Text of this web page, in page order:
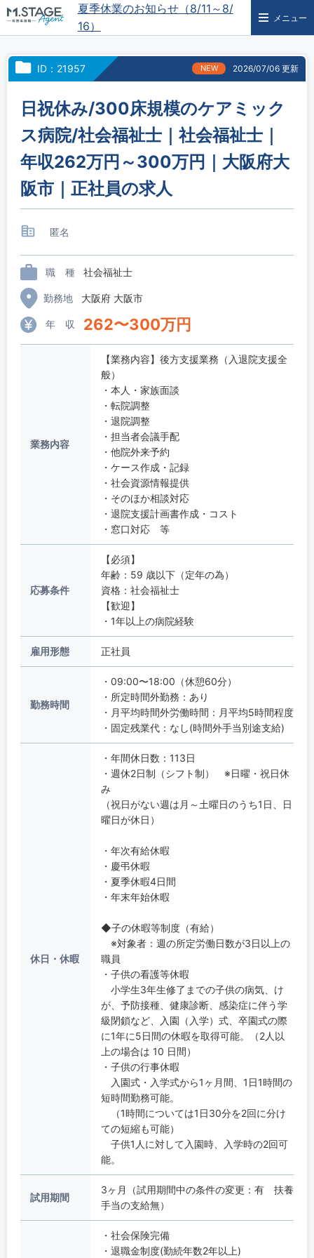
夏季休業のお知らせ（8/11～8/
16）
メニュー
ID：21957 NEW 2026/07/06 更新
日祝休み/300床規模のケアミック
ス病院/社会福祉士｜社会福祉士｜
年収262万円～300万円｜大阪府大
阪市｜正社員の求人
匿名
職 種 社会福祉士
勤務地 大阪府 大阪市
年 収 262〜300万円
業務内容
【業務内容】後方支援業務（入退院支援全
般）
・本人・家族面談
・転院調整
・退院調整
・担当者会議手配
・他院外来予約
・ケース作成・記録
・社会資源情報提供
・そのほか相談対応
・退院支援計画書作成・コスト
・窓口対応 等
応募条件
【必須】
年齢：59 歳以下（定年の為）
資格：社会福祉士
【歓迎】
・1年以上の病院経験
雇用形態 正社員
勤務時間
・09:00〜18:00（休憩60分）
・所定時間外勤務：あり
・月平均時間外労働時間：月平均5時間程度
・固定残業代：なし(時間外手当別途支給)
休日・休暇
・年間休日数：113日
・週休2日制（シフト制） ※日曜・祝日休
み
（祝日がない週は月～土曜日のうち1日、日
曜日が休日）
・年次有給休暇
・慶弔休暇
・夏季休暇4日間
・年末年始休暇
◆子の休暇等制度（有給）
※対象者：週の所定労働日数が3日以上の
職員
・子供の看護等休暇
小学生3年生修了までの子供の病気、け
が、予防接種、健康診断、感染症に伴う学
級閉鎖など、入園（入学）式、卒園式の際
に1年に5日間の休暇を取得可能。（2人以
上の場合は 10 日間）
・子供の行事休暇
入園式・入学式から1ヶ月間、1日1時間の
短時間勤務可能。
（1時間については1日30分を2回に分け
ての短縮も可能）
子供1人に対して入園時、入学時の2回可
能。
試用期間
3ヶ月（試用期間中の条件の変更：有 扶養
手当の支給無）
・社会保険完備
・退職金制度(勤続年数2年以上)